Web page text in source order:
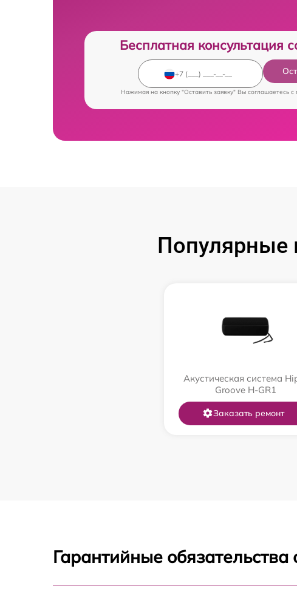
Бесплатная консультация
Нажимая на кнопку "Оставить заявку" Вы соглашаетесь c
Популярные
Акустическая система
Groove H-GR1
Заказать ремонт
Гарантийные